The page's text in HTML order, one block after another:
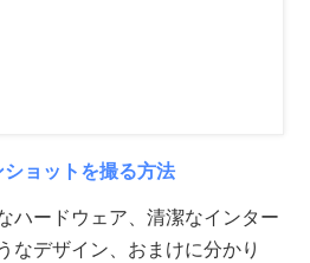
ョットを撮る方法
ハードウェア、清潔なインター
なデザイン、おまけに分かり